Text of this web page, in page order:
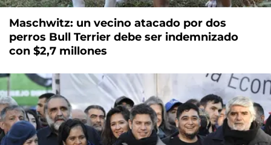
Maschwitz: un vecino atacado por dos
perros Bull Terrier debe ser indemnizado
con $2,7 millones